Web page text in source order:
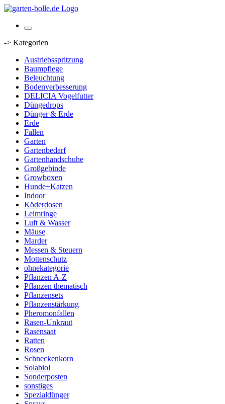
-> Kategorien
Austriebsspritzung
Baumpflege
Beleuchtung
Bodenverbesserung
DELICIA Vogelfutter
Düngedrops
Dünger & Erde
Erde
Fallen
Garten
Gartenbedarf
Gartenhandschuhe
Großgebinde
Growboxen
Hunde+Katzen
Indoor
Köderdosen
Leimringe
Luft & Wasser
Mäuse
Marder
Messen & Steuern
Mottenschutz
ohnekategorie
Pflanzen A-Z
Pflanzen thematisch
Pflanzensets
Pflanzenstärkung
Pheromonfallen
Rasen-Unkraut
Rasensaat
Ratten
Rosen
Schneckenkorn
Solabiol
Sonderposten
sonstiges
Spezialdünger